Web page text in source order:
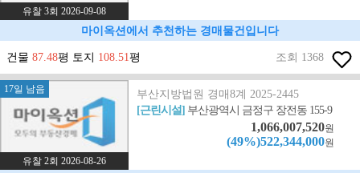
유찰 3회 2026-09-08
마이옥션에서 추천하는 경매물건입니다
건물 87.48평 토지 108.51평 조회 1368
17일 남음
유찰 2회 2026-08-26
부산지방법원 경매8계 2025-2445
[근린시설] 부산광역시 금정구 장전동 155-9
1,066,007,520원
(49%)522,344,000원